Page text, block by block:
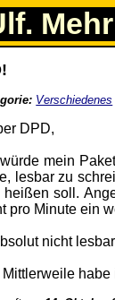
Verschiedenes
DPD,
mein
lesbar zu
heißen soll.
pro Minute ein
Mittlerweile